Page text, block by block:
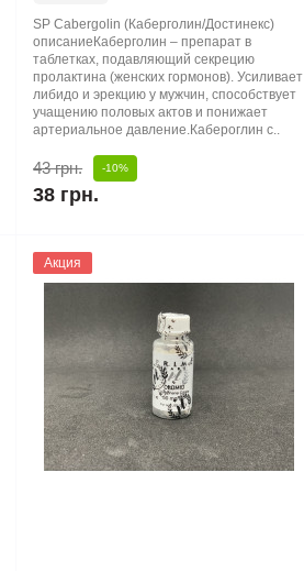
SP Cabergolin (Каберголин/Достинекс)
описаниеКаберголин – препарат в
таблетках, подавляющий секрецию
пролактина (женских гормонов). Усиливает
либидо и эрекцию у мужчин, способствует
учащению половых актов и понижает
артериальное давление.Кабероглин с..
43 грн. -10%
38 грн.
Акция